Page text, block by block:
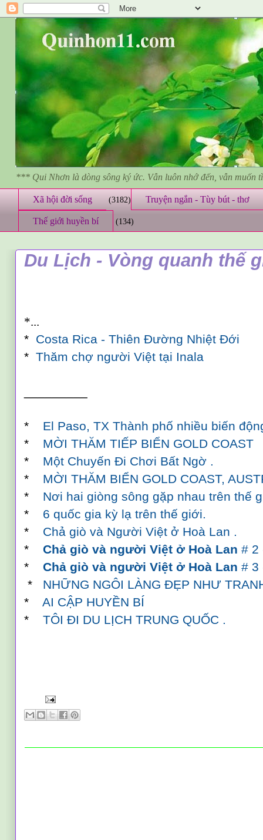
*** Qui Nhơn là dòng sông ký ức. Vẫn luôn nhớ đến, vẫn muốn
Xã hội đời sống (3182) Truyện ngắn - Tùy bút - thơ
Thế giới huyền bí (134)
Du Lịch - Vòng quanh thế
*...
* Costa Rica - Thiên Đường Nhiệt Đới
* Thăm chợ người Việt tại Inala
*
El Paso, TX Thành phố nhiều biến
*
MỜI THĂM TIẾP BIỂN GOLD COAST
*
Một Chuyến Đi Chơi Bất Ngờ .
*
MỜI THĂM BIỂN GOLD COAST,
*
Nơi hai giòng sông gặp nhau trên thế
*
6 quốc gia kỳ lạ trên thế giới.
*
Chả giò và Người Việt ở Hoà Lan .
*Chả giò và người Việt ở Hoà Lan # 2
*Chả giò và người Việt ở Hoà Lan # 3
*
NHỮNG NGÔI LÀNG ĐẸP NHƯ
*
AI CẬP HUYỀN BÍ
*
TÔI ĐI DU LỊCH TRUNG QUỐC .